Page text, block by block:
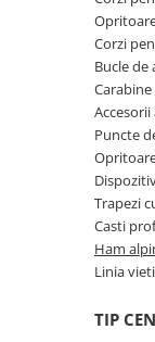
Jachete / Bluze
Pantaloni de
Pantaloni de
Pelerine de ploaie
Tricouri clasice
Tricouri polo
Veste de lucru
Bluze / Hanorace /
Slapi/Papuci/
Incaltaminte
Manusi de unica
Manusi textile
Dispozitive de
Trapezi cu troliu
Casti profesionale
Corzi
Bucle de
Carabine
Puncte
Trapezi
Casti
Ham
Linia
TIP